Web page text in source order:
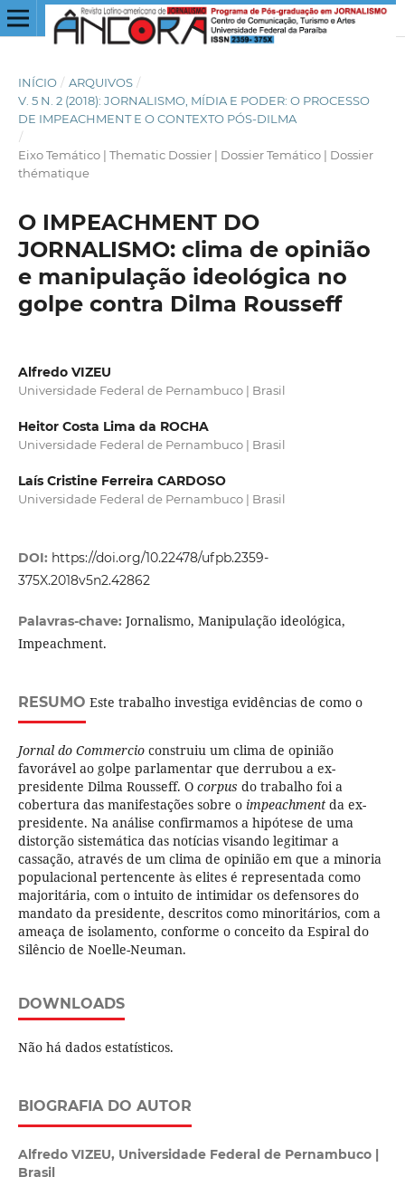
INÍCIO / ARQUIVOS /
V. 5 N. 2 (2018): JORNALISMO, MÍDIA E PODER: O PROCESSO
DE IMPEACHMENT E O CONTEXTO PÓS-DILMA
/
Eixo Temático | Thematic Dossier | Dossier Temático | Dossier
thématique
O IMPEACHMENT DO
JORNALISMO: clima de opinião
e manipulação ideológica no
golpe contra Dilma Rousseff
Alfredo VIZEU
Universidade Federal de Pernambuco | Brasil
Heitor Costa Lima da ROCHA
Universidade Federal de Pernambuco | Brasil
Laís Cristine Ferreira CARDOSO
Universidade Federal de Pernambuco | Brasil
DOI: https://doi.org/10.22478/ufpb.2359-
375X.2018v5n2.42862
Palavras-chave: Jornalismo, Manipulação ideológica,
Impeachment.
RESUMO Este trabalho investiga evidências de como o
Jornal do Commercioconstruiu um clima de opinião
favorável ao golpe parlamentar que derrubou a ex-
presidente Dilma Rousseff. O corpus do trabalho foi a
cobertura das manifestações sobre o impeachmentda ex-
presidente. Na análise confirmamos a hipótese de uma
distorção sistemática das notícias visando legitimar a
cassação, através de um clima de opinião em que a minoria
populacional pertencente às elites é representada como
majoritária, com o intuito de intimidar os defensores do
mandato da presidente, descritos como minoritários, com a
ameaça de isolamento, conforme o conceito da Espiral do
Silêncio de Noelle-Neuman.
DOWNLOADS
Não há dados estatísticos.
BIOGRAFIA DO AUTOR
Alfredo VIZEU, Universidade Federal de Pernambuco |
Brasil